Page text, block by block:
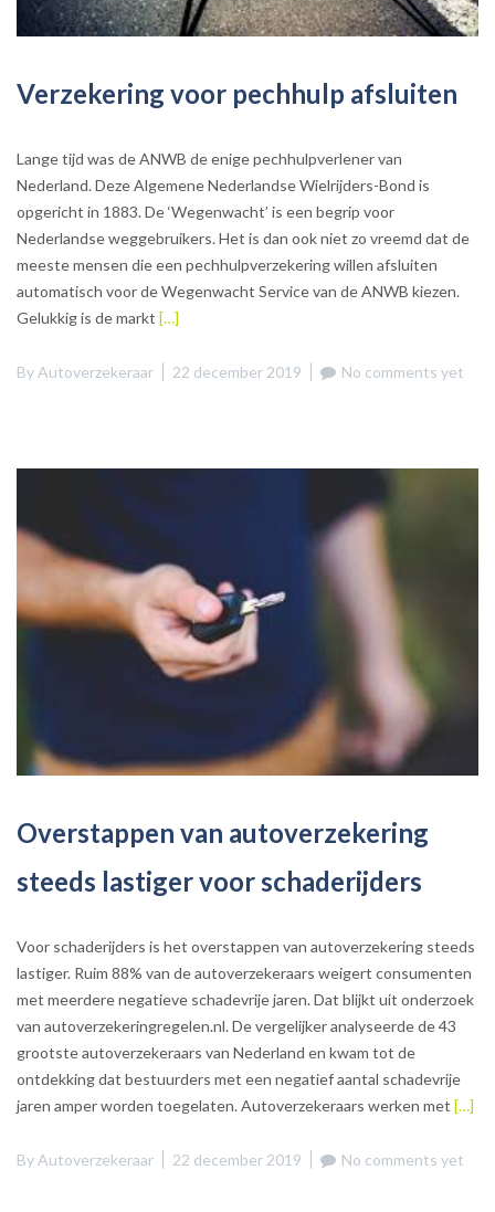
Verzekering voor pechhulp afsluiten
Lange tijd was de ANWB de enige pechhulpverlener van
Nederland. Deze Algemene Nederlandse Wielrijders-Bond is
opgericht in 1883. De ‘Wegenwacht’ is een begrip voor
Nederlandse weggebruikers. Het is dan ook niet zo vreemd dat de
meeste mensen die een pechhulpverzekering willen afsluiten
automatisch voor de Wegenwacht Service van de ANWB kiezen.
Gelukkig is de markt […]
By Autoverzekeraar 22 december 2019 No comments yet
Overstappen van autoverzekering
steeds lastiger voor schaderijders
Voor schaderijders is het overstappen van autoverzekering steeds
lastiger. Ruim 88% van de autoverzekeraars weigert consumenten
met meerdere negatieve schadevrije jaren. Dat blijkt uit onderzoek
van autoverzekeringregelen.nl. De vergelijker analyseerde de 43
grootste autoverzekeraars van Nederland en kwam tot de
ontdekking dat bestuurders met een negatief aantal schadevrije
jaren amper worden toegelaten. Autoverzekeraars werken met […]
ByAutoverzekeraar 22 december 2019 No comments yet